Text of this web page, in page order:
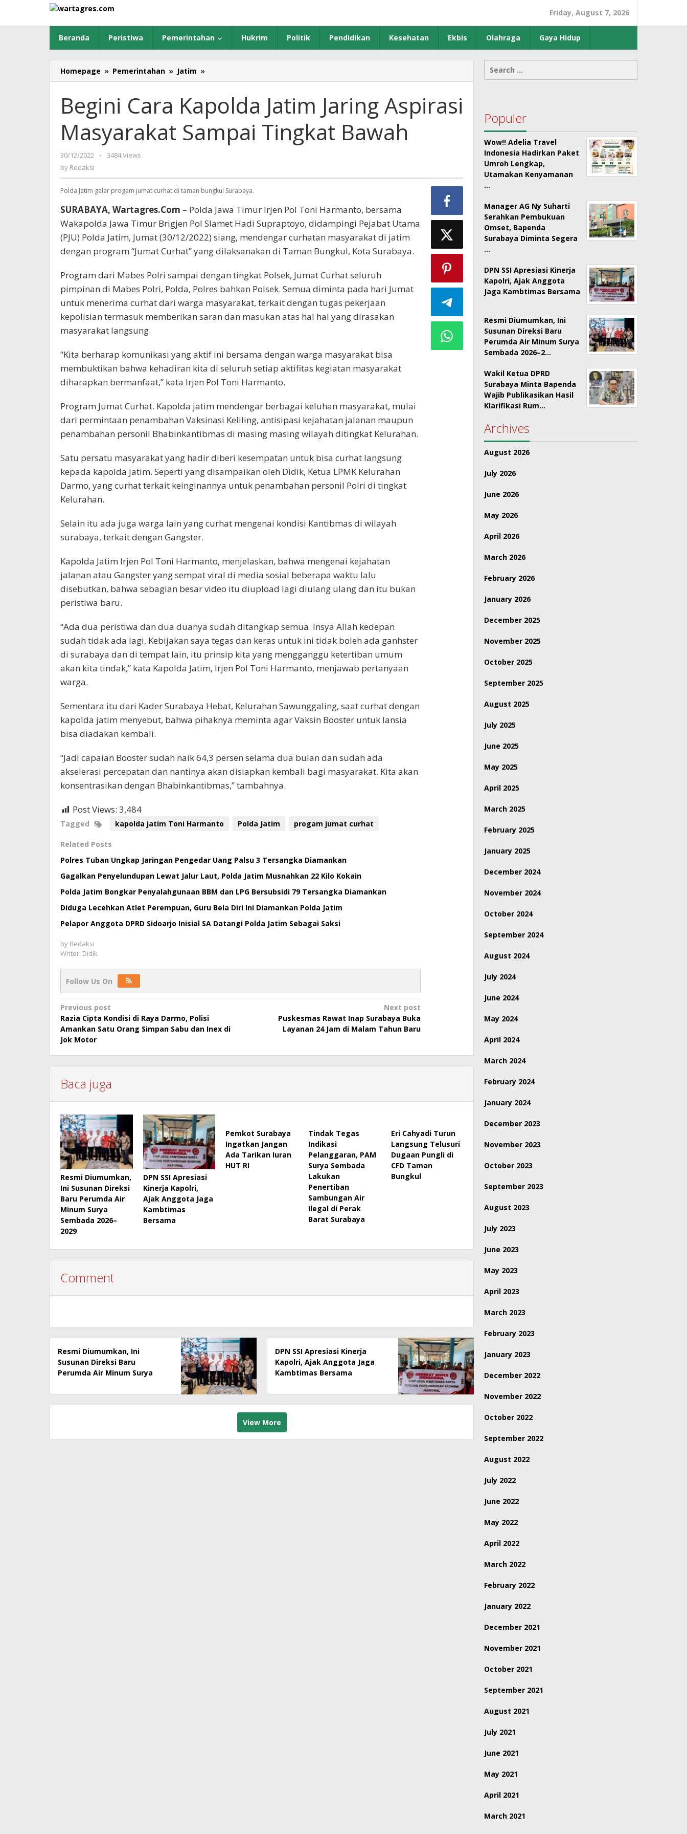
content
Friday, August 7, 2026
Beranda Peristiwa Pemerintahan Hukrim Politik Pendidikan Kesehatan Ekbis Olahraga Gaya Hidup
Homepage » Pemerintahan » Jatim »
Cara
Jatim
Jaring
Masyarakat
Sampai
Begini Cara Kapolda Jatim Jaring Aspirasi
Masyarakat Sampai Tingkat Bawah
30/12/2022
by
-
3484 Views
by Redaksi
Polda Jatim gelar progam jumat curhat di taman bungkul Surabaya.
SURABAYA, Wartagres.Com – Polda Jawa Timur Irjen Pol Toni Harmanto, bersama
Wakapolda Jawa Timur Brigjen Pol Slamet Hadi Supraptoyo, didampingi Pejabat Utama
(PJU) Polda Jatim, Jumat (30/12/2022) siang, mendengar curhatan masyarakat di jatim
dengan program “Jumat Curhat” yang dilaksanakan di Taman Bungkul, Kota Surabaya.
Program dari Mabes Polri sampai dengan tingkat Polsek, Jumat Curhat seluruh
pimpinan di Mabes Polri, Polda, Polres bahkan Polsek. Semua diminta pada hari Jumat
untuk menerima curhat dari warga masyarakat, terkait dengan tugas pekerjaan
kepolisian termasuk memberikan saran dan masukan atas hal hal yang dirasakan
masyarakat langsung.
“Kita berharap komunikasi yang aktif ini bersama dengan warga masyarakat bisa
membuktikan bahwa kehadiran kita di seluruh setiap aktifitas kegiatan masyarakat
diharapkan bermanfaat,” kata Irjen Pol Toni Harmanto.
Program Jumat Curhat. Kapolda jatim mendengar berbagai keluhan masyarakat, mulai
dari permintaan penambahan Vaksinasi Keliling, antisipasi kejahatan jalanan maupun
penambahan personil Bhabinkantibmas di masing masing wilayah ditingkat Kelurahan.
Satu persatu masyarakat yang hadir diberi kesempatan untuk bisa curhat langsung
kepada kapolda jatim. Seperti yang disampaikan oleh Didik, Ketua LPMK Kelurahan
Darmo, yang curhat terkait keinginannya untuk penambahan personil Polri di tingkat
Kelurahan.
Selain itu ada juga warga lain yang curhat mengenai kondisi Kantibmas di wilayah
surabaya, terkait dengan Gangster.
Kapolda Jatim Irjen Pol Toni Harmanto, menjelaskan, bahwa mengenai kejahatan
jalanan atau Gangster yang sempat viral di media sosial beberapa waktu lalu
disebutkan, bahwa sebagian besar video itu diupload lagi diulang ulang dan itu bukan
peristiwa baru.
“Ada dua peristiwa dan dua duanya sudah ditangkap semua. Insya Allah kedepan
sudah tidak ada lagi, Kebijakan saya tegas dan keras untuk ini tidak boleh ada ganhster
di surabaya dan di tempat lain, itu prinsip kita yang mengganggu ketertiban umum
akan kita tindak,” kata Kapolda Jatim, Irjen Pol Toni Harmanto, menjawab pertanyaan
warga.
Sementara itu dari Kader Surabaya Hebat, Kelurahan Sawunggaling, saat curhat dengan
kapolda jatim menyebut, bahwa pihaknya meminta agar Vaksin Booster untuk lansia
bisa diadakan kembali.
“Jadi capaian Booster sudah naik 64,3 persen selama dua bulan dan sudah ada
akselerasi percepatan dan nantinya akan disiapkan kembali bagi masyarakat. Kita akan
konsentrasikan dengan Bhabinkantibmas,” tambahnya.
Post Views: 3,484
Tagged kapolda jatim Toni Harmanto Polda Jatim progam jumat curhat
Related Posts
Polres Tuban Ungkap Jaringan Pengedar Uang Palsu 3 Tersangka Diamankan
Gagalkan Penyelundupan Lewat Jalur Laut, Polda Jatim Musnahkan 22 Kilo Kokain
Polda Jatim Bongkar Penyalahgunaan BBM dan LPG Bersubsidi 79 Tersangka Diamankan
Diduga Lecehkan Atlet Perempuan, Guru Bela Diri Ini Diamankan Polda Jatim
Pelapor Anggota DPRD Sidoarjo Inisial SA Datangi Polda Jatim Sebagai Saksi
by Redaksi
Writer: Didik
Follow Us On
Post
navigation
Previous post
Razia Cipta Kondisi di Raya Darmo, Polisi
Amankan Satu Orang Simpan Sabu dan Inex di
Jok Motor
Next post
Puskesmas Rawat Inap Surabaya Buka
Layanan 24 Jam di Malam Tahun Baru
Baca juga
Resmi Diumumkan,
Ini Susunan Direksi
Baru Perumda Air
Minum Surya
Sembada 2026–
2029
DPN SSI Apresiasi
Kinerja Kapolri,
Ajak Anggota Jaga
Kambtimas
Bersama
Pemkot Surabaya
Ingatkan Jangan
Ada Tarikan Iuran
HUT RI
Tindak Tegas
Indikasi
Pelanggaran, PAM
Surya Sembada
Lakukan
Penertiban
Sambungan Air
Ilegal di Perak
Barat Surabaya
Eri Cahyadi Turun
Langsung Telusuri
Dugaan Pungli di
CFD Taman
Bungkul
Comment
Resmi Diumumkan, Ini
Susunan Direksi Baru
Perumda Air Minum Surya
DPN SSI Apresiasi Kinerja
Kapolri, Ajak Anggota Jaga
Kambtimas Bersama
View More
Search
for:
Populer
Wow!! Adelia Travel
Indonesia Hadirkan Paket
Umroh Lengkap,
Utamakan Kenyamanan
…
Manager AG Ny Suharti
Serahkan Pembukuan
Omset, Bapenda
Surabaya Diminta Segera
…
DPN SSI Apresiasi Kinerja
Kapolri, Ajak Anggota
Jaga Kambtimas Bersama
Resmi Diumumkan, Ini
Susunan Direksi Baru
Perumda Air Minum Surya
Sembada 2026–2…
Wakil Ketua DPRD
Surabaya Minta Bapenda
Wajib Publikasikan Hasil
Klarifikasi Rum…
Archives
August 2026
July 2026
June 2026
May 2026
April 2026
March 2026
February 2026
January 2026
December 2025
November 2025
October 2025
September 2025
August 2025
July 2025
June 2025
May 2025
April 2025
March 2025
February 2025
January 2025
December 2024
November 2024
October 2024
September 2024
August 2024
July 2024
June 2024
May 2024
April 2024
March 2024
February 2024
January 2024
December 2023
November 2023
October 2023
September 2023
August 2023
July 2023
June 2023
May 2023
April 2023
March 2023
February 2023
January 2023
December 2022
November 2022
October 2022
September 2022
August 2022
July 2022
June 2022
May 2022
April 2022
March 2022
February 2022
January 2022
December 2021
November 2021
October 2021
September 2021
August 2021
July 2021
June 2021
May 2021
April 2021
March 2021